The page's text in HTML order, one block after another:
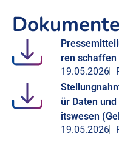
Dokumente
ren schaffen
19.05.2026
ür Daten
itswesen
19.05.2026